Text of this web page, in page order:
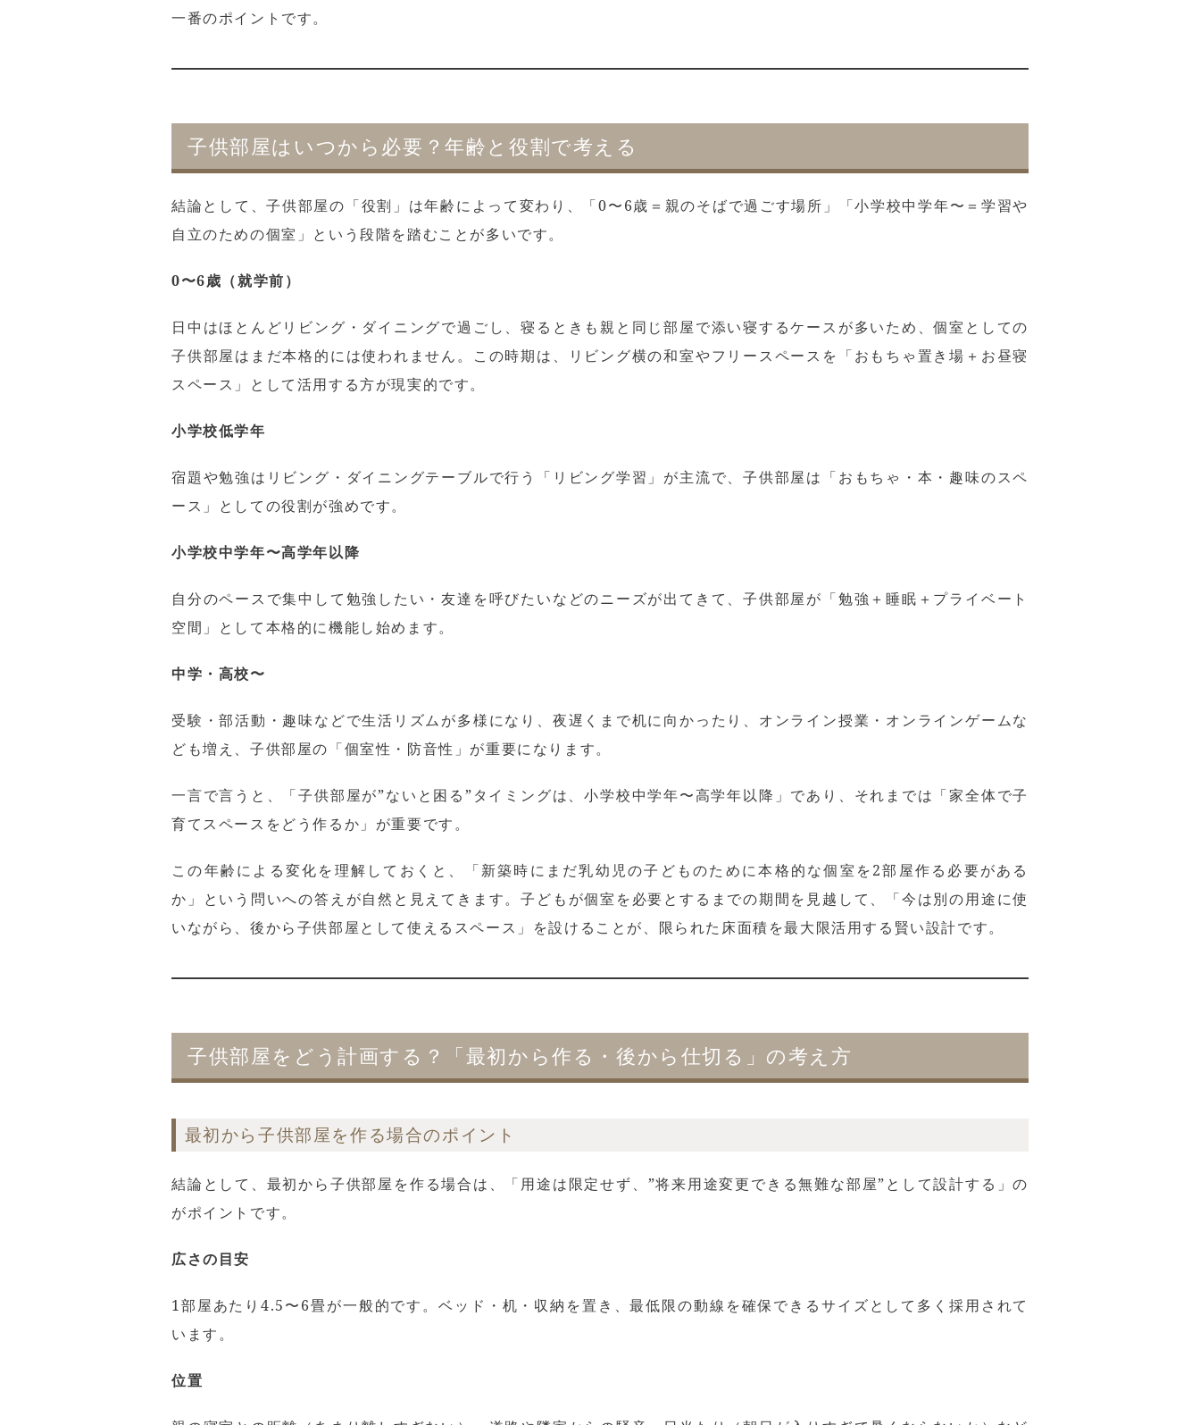
一番のポイントです。
子供部屋はいつから必要？年齢と役割で考える
結論として、子供部屋の「役割」は年齢によって変わり、「0〜6歳＝親のそばで過ごす場所」「小学校中学年〜＝学習や
自立のための個室」という段階を踏むことが多いです。
0〜6歳（就学前）
日中はほとんどリビング・ダイニングで過ごし、寝るときも親と同じ部屋で添い寝するケースが多いため、個室としての
子供部屋はまだ本格的には使われません。この時期は、リビング横の和室やフリースペースを「おもちゃ置き場＋お昼寝
スペース」として活用する方が現実的です。
小学校低学年
宿題や勉強はリビング・ダイニングテーブルで行う「リビング学習」が主流で、子供部屋は「おもちゃ・本・趣味のスペ
ース」としての役割が強めです。
小学校中学年〜高学年以降
自分のペースで集中して勉強したい・友達を呼びたいなどのニーズが出てきて、子供部屋が「勉強＋睡眠＋プライベート
空間」として本格的に機能し始めます。
中学・高校〜
受験・部活動・趣味などで生活リズムが多様になり、夜遅くまで机に向かったり、オンライン授業・オンラインゲームな
ども増え、子供部屋の「個室性・防音性」が重要になります。
一言で言うと、「子供部屋が”ないと困る”タイミングは、小学校中学年〜高学年以降」であり、それまでは「家全体で子
育てスペースをどう作るか」が重要です。
この年齢による変化を理解しておくと、「新築時にまだ乳幼児の子どものために本格的な個室を2部屋作る必要がある
か」という問いへの答えが自然と見えてきます。子どもが個室を必要とするまでの期間を見越して、「今は別の用途に使
いながら、後から子供部屋として使えるスペース」を設けることが、限られた床面積を最大限活用する賢い設計です。
子供部屋をどう計画する？「最初から作る・後から仕切る」の考え方
最初から子供部屋を作る場合のポイント
結論として、最初から子供部屋を作る場合は、「用途は限定せず、”将来用途変更できる無難な部屋”として設計する」の
がポイントです。
広さの目安
1部屋あたり4.5〜6畳が一般的です。ベッド・机・収納を置き、最低限の動線を確保できるサイズとして多く採用されて
います。
位置